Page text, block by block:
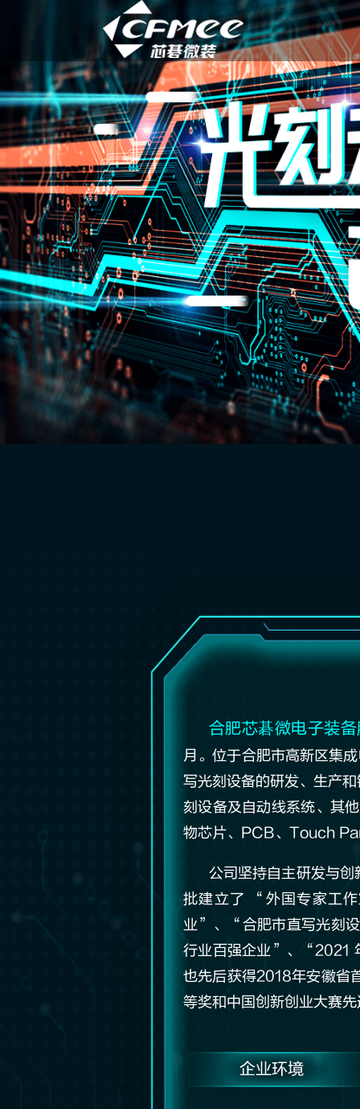
合肥芯碁微电子装
月。位于合肥市高新区集
写光刻设备的研发、生产
刻设备及自动线系统、其
物芯片、PCB、Touch
公司坚持自主研发与
批建立了 “外国专家工
业”、“合肥市直写光刻
行业百强企业”、“2021
也先后获得2018年安徽省
等奖和中国创新创业大赛